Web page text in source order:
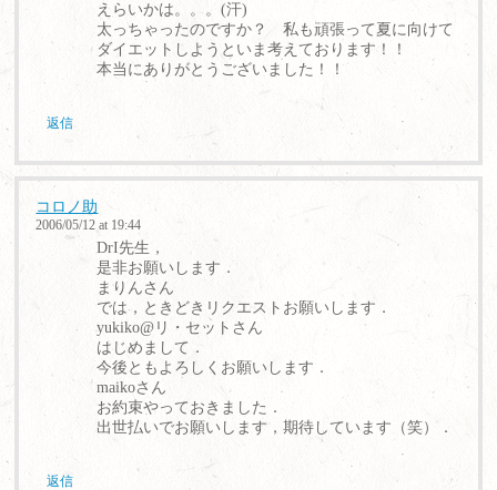
えらいかは。。。(汗)
太っちゃったのですか？ 私も頑張って夏に向けて
ダイエットしようといま考えております！！
本当にありがとうございました！！
返信
コロノ助
2006/05/12 at 19:44
DrI先生，
是非お願いします．
まりんさん
では，ときどきリクエストお願いします．
yukiko@リ・セットさん
はじめまして．
今後ともよろしくお願いします．
maikoさん
お約束やっておきました．
出世払いでお願いします，期待しています（笑）．
返信